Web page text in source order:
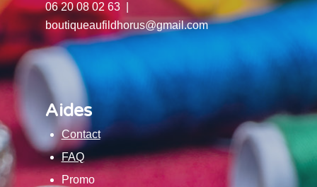
06 20 08 02 63 |
boutiqueaufildhorus@gmail.com
Aides
Contact
FAQ
Promo